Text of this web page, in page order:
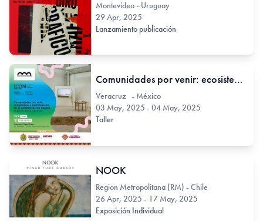
Montevideo - Uruguay
29 Apr, 2025
Lanzamiento publicación
Comunidades por venir: ecosistemas de participación en el contexto de los museos
Veracruz - México
03 May, 2025 - 04 May, 2025
Taller
NOOK
Region Metropolitana (RM) - Chile
26 Apr, 2025 - 17 May, 2025
Exposición Individual